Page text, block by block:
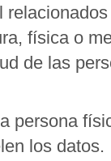
física o
de las
persona
los datos.